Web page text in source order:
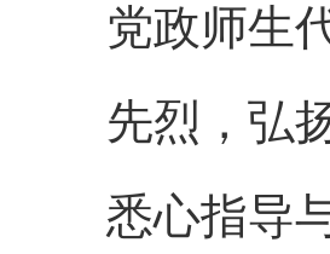
党政师生
先烈，弘
悉心指导